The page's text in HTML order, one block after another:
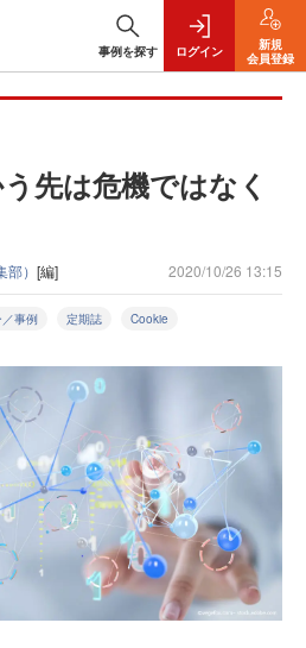
事例を探す ログイン
新規
会員登録
先は危機ではなく
） [編] 2020/10/26 13:15
事例 定期誌 Cookie